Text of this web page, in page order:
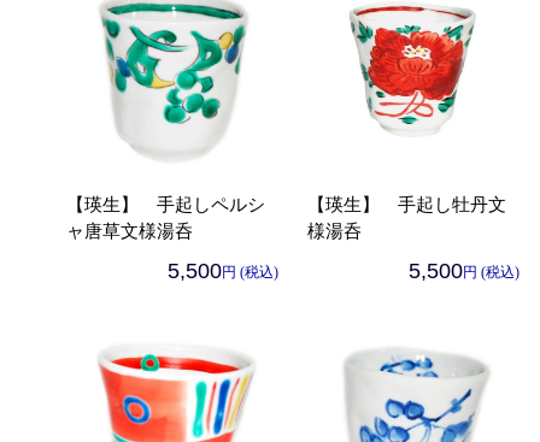
【瑛生】 手起しペルシ
ャ唐草文様湯呑
5,500円 (税込)
【瑛生】 手起し牡丹文
様湯呑
5,500円 (税込)